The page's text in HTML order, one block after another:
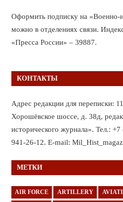
Оформить подписку на «Военно-
можно в отделениях связи.
«Пресса России» – 39887.
КОНТАКТЫ
Адрес редакции для переписки:
Хорошёвское шоссе, д. 38д,
исторического журнала». Тел.:
941-26-12. E-mail:
МЕТКИ
AIR FORCE ARTILLERY